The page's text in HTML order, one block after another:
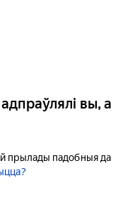
вы, а
прылады падобныя да